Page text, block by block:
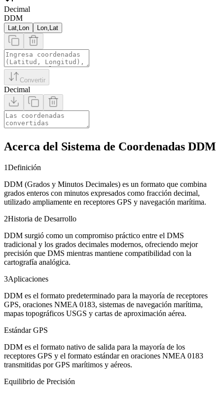
Decimal
DDM
Lat,Lon Lon,Lat
Convertir
Decimal
Acerca del Sistema de Coordenadas DDM
1Definición
DDM (Grados y Minutos Decimales) es un formato que combina
grados enteros con minutos expresados como fracción decimal,
utilizado ampliamente en receptores GPS y navegación marítima.
2Historia de Desarrollo
DDM surgió como un compromiso práctico entre el DMS
tradicional y los grados decimales modernos, ofreciendo mejor
precisión que DMS mientras mantiene compatibilidad con la
cartografía analógica.
3Aplicaciones
DDM es el formato predeterminado para la mayoría de receptores
GPS, oraciones NMEA 0183, sistemas de navegación marítima,
mapas topográficos USGS y cartas de aproximación aérea.
Estándar GPS
DDM es el formato nativo de salida para la mayoría de los
receptores GPS y el formato estándar en oraciones NMEA 0183
transmitidas por GPS marítimos y aéreos.
Equilibrio de Precisión